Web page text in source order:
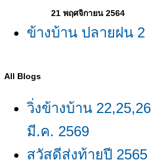
21 พฤศจิกายน 2564
ข้างบ้าน ปลายฝน 2
All Blogs
วิ่งข้างบ้าน 22,25,26
มี.ค. 2569
สวัสดีส่งท้ายปี 2565